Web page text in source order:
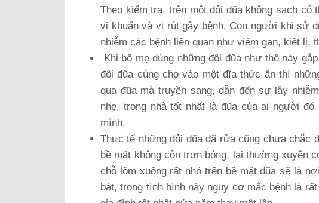
Theo kiểm tra, trên một đôi đũa không sạch có
vi khuẩn và vi rút gây bệnh. Con người khi sử
nhiễm các bệnh liên quan như viêm gan, kiết lị,
Khi bố mẹ dùng những đôi đũa như thế này
đôi đũa cùng cho vào một đĩa thức ăn thì
qua đũa mà truyền sang, dẫn đến sự lây
nhẹ, trong nhà tốt nhất là đũa của ai người
mình.
Thực tế những đôi đũa đã rửa cũng chưa chắc
bề mặt không còn trơn bóng, lại thường xuyên
chỗ lõm xuống rất nhỏ trên bề mặt đũa sẽ là
bát, trong tình hình này nguy cơ mắc bệnh là